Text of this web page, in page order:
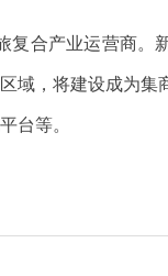
复合产业运营商。
域，将建设成为集
台等。